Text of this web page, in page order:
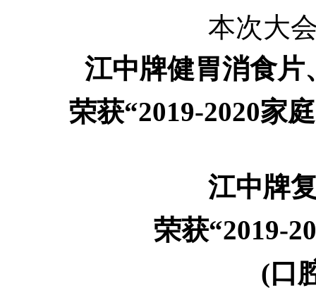
本次大
江中牌健胃消食片
荣获“2019-2020家
江中牌
荣获“2019-
(口